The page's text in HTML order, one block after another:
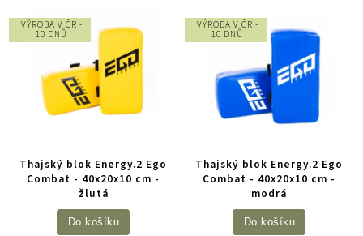
VÝROBA V ČR -
10 DNŮ
Thajský blok Energy.2 Ego
Combat - 40x20x10 cm -
žlutá
Do košíku
VÝROBA V ČR -
10 DNŮ
Thajský blok Energy.2 Ego
Combat - 40x20x10 cm -
modrá
Do košíku